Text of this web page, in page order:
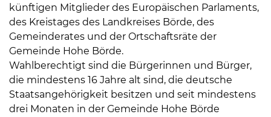
künftigen Mitglieder des Europäischen Parlaments,
des Kreistages des Landkreises Börde, des
Gemeinderates und der Ortschaftsräte der
Gemeinde Hohe Börde.
Wahlberechtigt sind die Bürgerinnen und Bürger,
die mindestens 16 Jahre alt sind, die deutsche
Staatsangehörigkeit besitzen und seit mindestens
drei Monaten in der Gemeinde Hohe Börde